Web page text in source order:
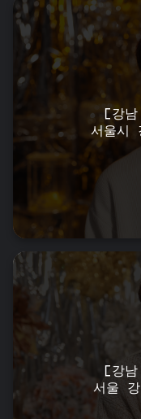
[강
서울시
[강
서울